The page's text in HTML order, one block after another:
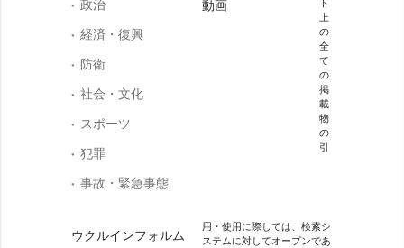
政治
経済・復興
防衛
社会・文化
スポーツ
犯罪
事故・緊急事態
ウクルインフォルム
動画
ト
上
の
全
て
の
掲
載
物
の
引
用・使用に際しては、検索シ
ステムに対してオープンであ